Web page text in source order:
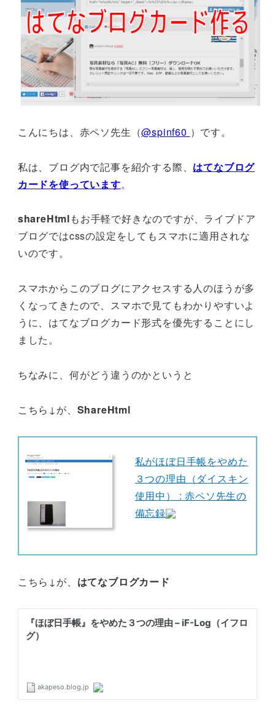
こんにちは、赤ペソ先生（@spinf60 ）です。
私は、ブログ内で記事を紹介する際、 はてなブログ
カードを使っています。
shareHtmlもお手軽で好きなのですが、ライブドア
ブログではcssの設定をしてもスマホに適用されな
いのです。
スマホからこのブログにアクセスする人のほうが多
くなってきたので、スマホで見てもわかりやすいよ
うに、はてなブログカード形式を優先することにし
ました。
ちなみに、何がどう違うのかというと
こちら↓が、 ShareHtml
私がほぼ日手帳をやめた
３つの理由（ダイスキン
使用中） : 赤ペソ先生の
備忘録
こちら↓が、 はてなブログカード